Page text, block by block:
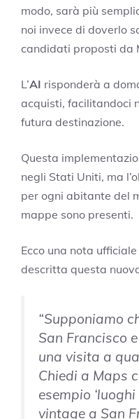
modo, sarà più
noi invece di doverlo
candidati proposti da
L’AI risponderà a
acquisti, facilitandoci
futura destinazione.
Questa
negli Stati Uniti, ma
per ogni abitante del
mappe sono presenti.
Ecco una nota
descritta questa
“Supponiamo
San Francisco
una visita a
Chiedi a Maps
esempio
vintage a San